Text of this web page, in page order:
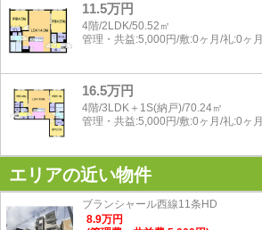
11.5万円
4階/2LDK/50.52㎡
管理・共益:5,000円/敷:0ヶ月/礼:0ヶ月
16.5万円
4階/3LDK＋1S(納戸)/70.24㎡
管理・共益:5,000円/敷:0ヶ月/礼:0ヶ月
エリアの近い物件
ブランシャール西線11条HD
8.9万円